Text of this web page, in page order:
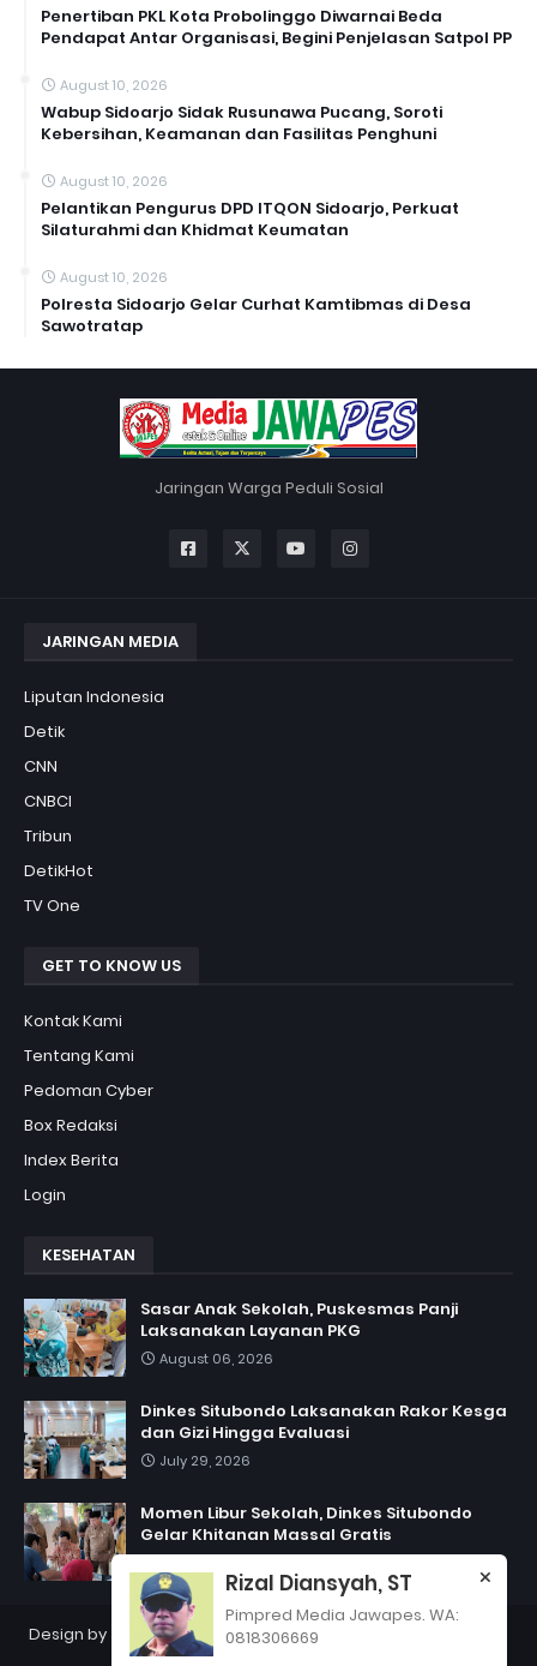
Penertiban PKL Kota Probolinggo Diwarnai Beda
Pendapat Antar Organisasi, Begini Penjelasan Satpol PP
August 10, 2026
Wabup Sidoarjo Sidak Rusunawa Pucang, Soroti
Kebersihan, Keamanan dan Fasilitas Penghuni
August 10, 2026
Pelantikan Pengurus DPD ITQON Sidoarjo, Perkuat
Silaturahmi dan Khidmat Keumatan
August 10, 2026
Polresta Sidoarjo Gelar Curhat Kamtibmas di Desa
Sawotratap
Jaringan Warga Peduli Sosial
JARINGAN MEDIA
Liputan Indonesia
Detik
CNN
CNBCI
Tribun
DetikHot
TV One
GET TO KNOW US
Kontak Kami
Tentang Kami
Pedoman Cyber
Box Redaksi
Index Berita
Login
KESEHATAN
Sasar Anak Sekolah, Puskesmas Panji
Laksanakan Layanan PKG
August 06, 2026
Dinkes Situbondo Laksanakan Rakor Kesga
dan Gizi Hingga Evaluasi
July 29, 2026
Momen Libur Sekolah, Dinkes Situbondo
Gelar Khitanan Massal Gratis
Design by Jawapes| Copyright 2012PT Jawapes Indonesia
Rizal Diansyah, ST
Pimpred Media Jawapes. WA:
0818306669